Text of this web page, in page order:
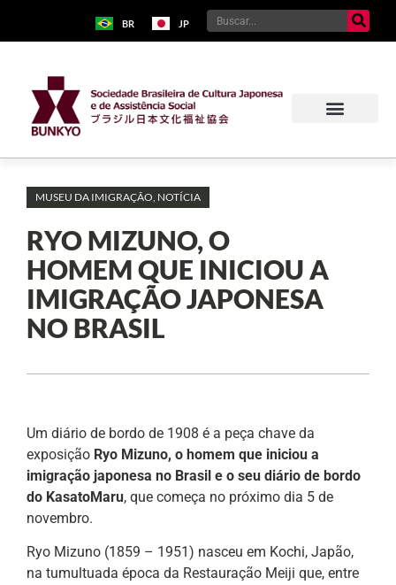
BR JP
MUSEU DA IMIGRAÇÃO NOTÍCIA
RYO MIZUNO, O
HOMEM QUE INICIOU A
IMIGRAÇÃO JAPONESA
NO BRASIL
Um diário de bordo de 1908 é a peça chave da
exposição Ryo Mizuno, o homem que iniciou a
imigração japonesa no Brasil e o seu diário de bordo
do KasatoMaru, que começa no próximo dia 5 de
novembro.
Ryo Mizuno (1859 – 1951) nasceu em Kochi, Japão,
na tumultuada época da Restauração Meiji que, entre